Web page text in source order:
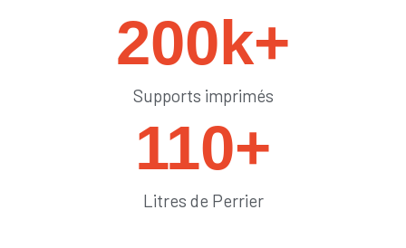
200k+
Supports imprimés
110+
Litres de Perrier